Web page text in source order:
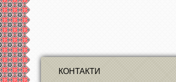
КОНТАКТИ